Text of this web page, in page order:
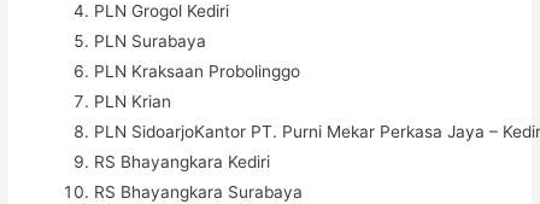
PLN Grogol Kediri
PLN Surabaya
PLN Kraksaan Probolinggo
PLN Krian
PLN SidoarjoKantor PT. Purni Mekar Perkasa Jaya –
RS Bhayangkara Kediri
RS Bhayangkara Surabaya